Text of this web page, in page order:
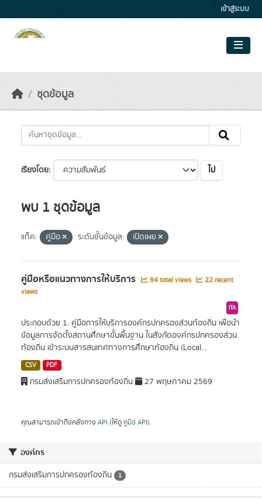
เข้าสู่ระบบ
ชุดข้อมูล
องค์กร
กรมส่งเสริมการปกครองท้องถิ่น 1
เรียงโดย ไป
พบ 1 ชุดข้อมูล
แท็ค: คู่มือ ระดับชั้นข้อมูล: เปิดเผย
คู่มือหรือแนวทางการให้บริการ 94 total views
22 recent
views
ITA
ประกอบด้วย 1. คู่มือการให้บริการองค์กรปกครองส่วนท้องถิ่น เพื่อนำ
ข้อมูลการจัดตั้งสถานศึกษาขั้นพื้นฐาน ในสังกัดองค์กรปกครองส่วน
ท้องถิ่น เข้าระบบสารสนเทศทางการศึกษาท้องถิ่น (Local...
CSV PDF
กรมส่งเสริมการปกครองท้องถิ่น 27 พฤษภาคม 2569
คุณสามารถเข้าถึงคลังทาง API (ให้ดู คู่มือ API).